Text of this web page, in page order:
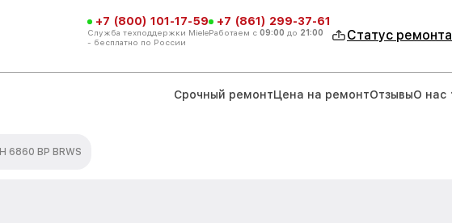
+7 (800) 101-17-59
Служба техподдержки Miele
- бесплатно по России
+7 (861) 299-37-61
Работаем с 09:00 до 21:00 Статус ремонта
Срочный ремонтЦена на ремонтОтзывыО нас
H 6860 BP BRWS